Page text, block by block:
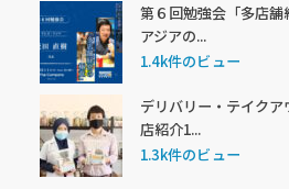
第６回勉強会「多店舗
アジアの...
1.4k件のビュー
デリバリー・テイク
店紹介1...
1.3k件のビュー